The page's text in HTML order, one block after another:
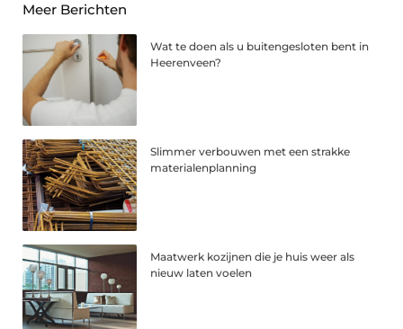
Meer Berichten
Wat te doen als u buitengesloten bent in
Heerenveen?
Slimmer verbouwen met een strakke
materialenplanning
Maatwerk kozijnen die je huis weer als
nieuw laten voelen